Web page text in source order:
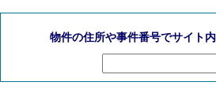
物件の住所や事件番号でサイト内